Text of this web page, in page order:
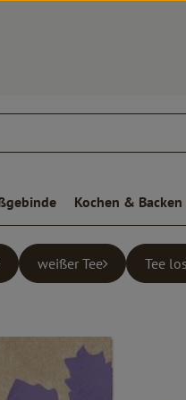
Kochen & Backen
weißer Tee Tee